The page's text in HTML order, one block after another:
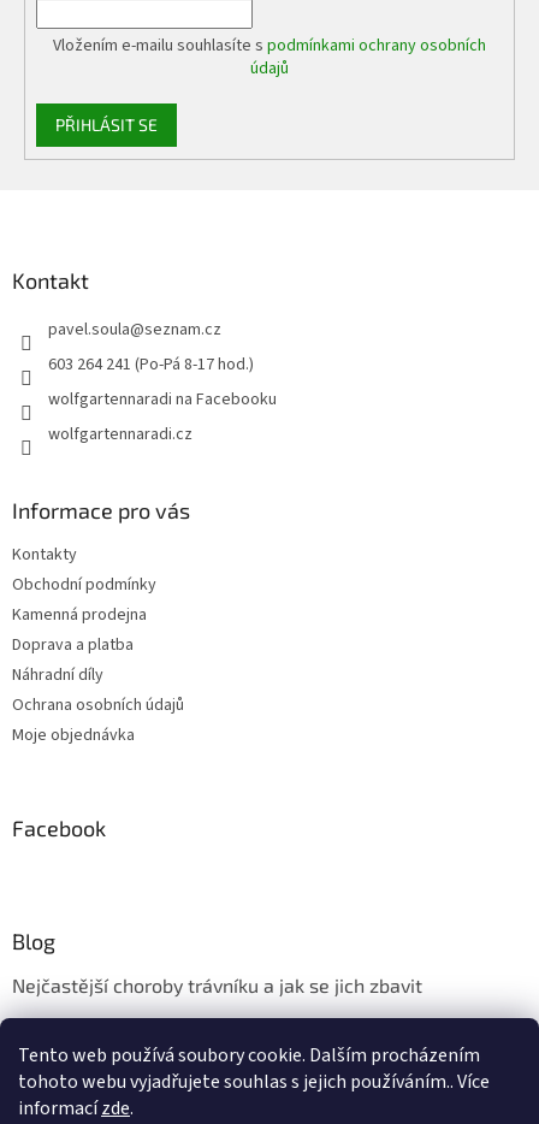
Tento web používá soubory cookie. Dalším procházením
tohoto webu vyjadřujete souhlas s jejich používáním.. Více
informacízde.
Vložením e-mailu souhlasíte s podmínkami ochrany osobních
údajů
PŘIHLÁSIT SE
Kontakt
pavel.soula@seznam.cz
603 264 241 (Po-Pá 8-17 hod.)
wolfgartennaradi na Facebooku
wolfgartennaradi.cz
Informace pro vás
Kontakty
Obchodní podmínky
Kamenná prodejna
Doprava a platba
Náhradní díly
Ochrana osobních údajů
Moje objednávka
Facebook
Blog
Nejčastější choroby trávníku a jak se jich zbavit
Údržba trávníku v měsíci květnu